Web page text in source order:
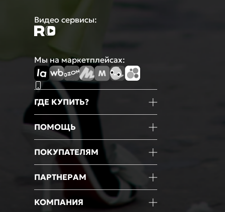
Видео сервисы:
Мы на маркетплейсах:
ГДЕ КУПИТЬ?
Маркетплейсы
ПОМОЩЬ
Информация о товаре
Оформление покупки
Доставка
Гарантии
ПОКУПАТЕЛЯМ
Новости
Мероприятия
ПАРТНЕРАМ
Оптовые продажи
КОМПАНИЯ